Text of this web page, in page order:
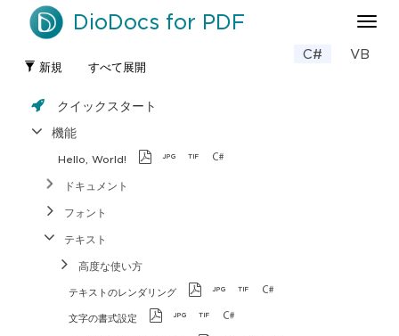
ナ
ゲ
DioDocs for PDF
C# VB
新規 すべて展開
クイックスタート
機能
Hello, World!
ドキュメント
フォント
テキスト
高度な使い方
テキストのレンダリング
文字の書式設定